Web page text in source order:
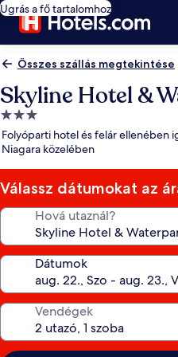
Ugrás a fő tartalomhoz
Összes szállás megtekintése
Skyline Hotel &
3.0
csillagos
szálláshely
Folyóparti hotel és felár ellenében
Niagara közelében
Válassz dátumokat az
Hová utaznál?
Dátumok
Vendégek